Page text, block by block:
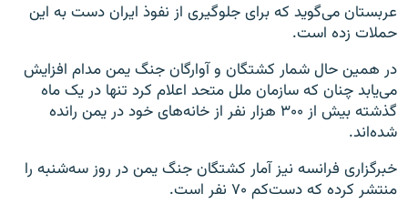
عربستان می‌گوید که برای جلوگیری از نفوذ ایران دست به این
حملات زده است.
در همین حال شمار کشتگان و آوارگان جنگ یمن مدام افزایش
می‌یابد چنان که سازمان ملل متحد اعلام کرد تنها در یک ماه
گذشته بیش از ۳۰۰ هزار نفر از خانه‌های خود در یمن رانده
شده‌اند.
خبرگزاری فرانسه نیز آمار کشتگان جنگ یمن در روز سه‌شنبه را
منتشر کرده که دست‌کم ۷۰ نفر است.